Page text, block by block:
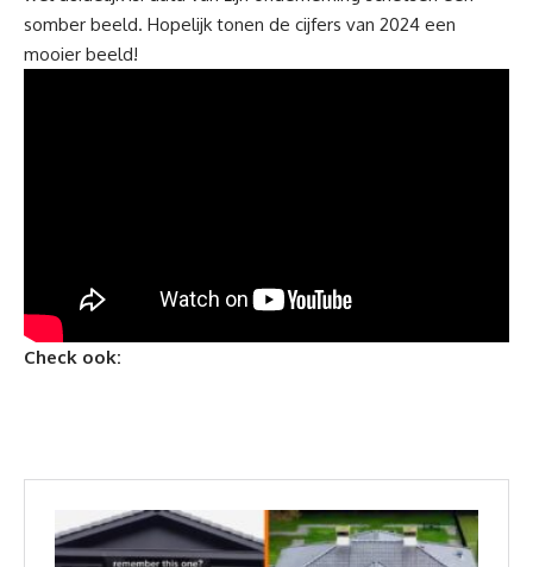
somber beeld. Hopelijk tonen de cijfers van 2024 een
mooier beeld!
Check ook: